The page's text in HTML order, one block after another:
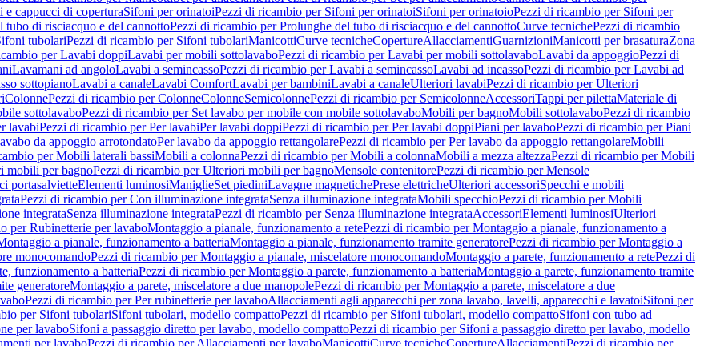
e cappucci di coperturaSifoni per orinatoiPezzi di ricambio per Sifoni per orinatoiSifoni per orinatoioPezzi di ricambio per Sifoni per
tubo di risciacquo e del cannottoPezzi di ricambio per Prolunghe del tubo di risciacquo e del cannottoCurve tecnichePezzi di ricambio
tubolariPezzi di ricambio per Sifoni tubolariManicottiCurve tecnicheCopertureAllacciamentiGuarnizioniManicotti per brasaturaZona
per Lavabi doppiLavabi per mobili sottolavaboPezzi di ricambio per Lavabi per mobili sottolavaboLavabi da appoggioPezzi di
Lavamani ad angoloLavabi a semincassoPezzi di ricambio per Lavabi a semincassoLavabi ad incassoPezzi di ricambio per Lavabi ad
sottopianoLavabi a canaleLavabi ComfortLavabi per bambiniLavabi a canaleUlteriori lavabiPezzi di ricambio per Ulteriori
ColonnePezzi di ricambio per ColonneColonneSemicolonnePezzi di ricambio per SemicolonneAccessoriTappi per pilettaMateriale di
sottolavaboPezzi di ricambio per Set lavabo per mobile con mobile sottolavaboMobili per bagnoMobili sottolavaboPezzi di ricambio
lavabiPezzi di ricambio per Per lavabiPer lavabi doppiPezzi di ricambio per Per lavabi doppiPiani per lavaboPezzi di ricambio per Piani
da appoggio arrotondatoPer lavabo da appoggio rettangolarePezzi di ricambio per Per lavabo da appoggio rettangolareMobili
per Mobili laterali bassiMobili a colonnaPezzi di ricambio per Mobili a colonnaMobili a mezza altezzaPezzi di ricambio per Mobili
mobili per bagnoPezzi di ricambio per Ulteriori mobili per bagnoMensole contenitorePezzi di ricambio per Mensole
portasalvietteElementi luminosiManiglieSet piediniLavagne magnetichePrese elettricheUlteriori accessoriSpecchi e mobili
Pezzi di ricambio per Con illuminazione integrataSenza illuminazione integrataMobili specchioPezzi di ricambio per Mobili
integrataSenza illuminazione integrataPezzi di ricambio per Senza illuminazione integrataAccessoriElementi luminosiUlteriori
per Rubinetterie per lavaboMontaggio a pianale, funzionamento a retePezzi di ricambio per Montaggio a pianale, funzionamento a
a pianale, funzionamento a batteriaMontaggio a pianale, funzionamento tramite generatorePezzi di ricambio per Montaggio a
monocomandoPezzi di ricambio per Montaggio a pianale, miscelatore monocomandoMontaggio a parete, funzionamento a retePezzi di
funzionamento a batteriaPezzi di ricambio per Montaggio a parete, funzionamento a batteriaMontaggio a parete, funzionamento tramite
generatoreMontaggio a parete, miscelatore a due manopolePezzi di ricambio per Montaggio a parete, miscelatore a due
Pezzi di ricambio per Per rubinetterie per lavaboAllacciamenti agli apparecchi per zona lavabo, lavelli, apparecchi e lavatoiSifoni per
per Sifoni tubolariSifoni tubolari, modello compattoPezzi di ricambio per Sifoni tubolari, modello compattoSifoni con tubo ad
per lavaboSifoni a passaggio diretto per lavabo, modello compattoPezzi di ricambio per Sifoni a passaggio diretto per lavabo, modello
per lavaboPezzi di ricambio per Allacciamenti per lavaboManicottiCurve tecnicheCopertureAllacciamentiPezzi di ricambio per